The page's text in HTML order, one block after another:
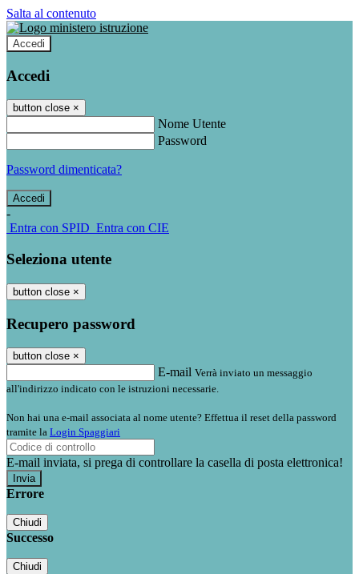
Salta al contenuto
Accedi
Accedi
button close ×
Nome Utente
Password
Password dimenticata?
-
Entra con SPID Entra con CIE
Seleziona utente
button close ×
Recupero password
button close ×
E-mail Verrà inviato un messaggio
all'indirizzo indicato con le istruzioni necessarie.
Non hai una e-mail associata al nome utente? Effettua il reset della password
tramite la Login Spaggiari
E-mail inviata, si prega di controllare la casella di posta elettronica!
Errore
Chiudi
Successo
Chiudi